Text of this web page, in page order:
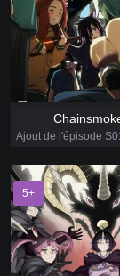
Ajout de l'épisode
5+